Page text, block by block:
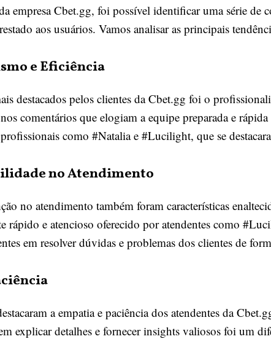
empresa Cbet.gg, foi possível identificar uma série de
aos usuários. Vamos analisar as principais
e Eficiência
destacados pelos clientes da Cbet.gg foi o
comentários que elogiam a equipe preparada e
como #Natalia e #Lucilight, que se
no Atendimento
no atendimento também foram características
rápido e atencioso oferecido por atendentes como
em resolver dúvidas e problemas dos clientes de
a empatia e paciência dos atendentes da
explicar detalhes e fornecer insights valiosos foi um